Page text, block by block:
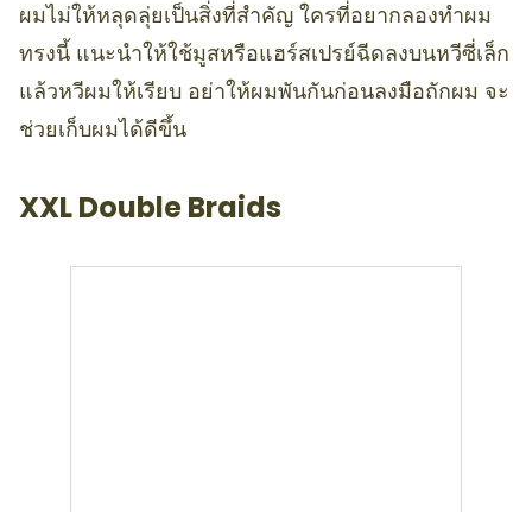
ผมไม่ให้หลุดลุ่ยเป็นสิ่งที่สำคัญ ใครที่อยากลองทำผม
ทรงนี้ แนะนำให้ใช้มูสหรือแฮร์สเปรย์ฉีดลงบนหวีซี่เล็ก
แล้วหวีผมให้เรียบ อย่าให้ผมพันกันก่อนลงมือถักผม จะ
ช่วยเก็บผมได้ดีขึ้น
XXL Double Braids